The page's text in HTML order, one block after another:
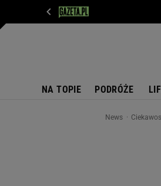
NA TOPIE PODRÓŻE
News